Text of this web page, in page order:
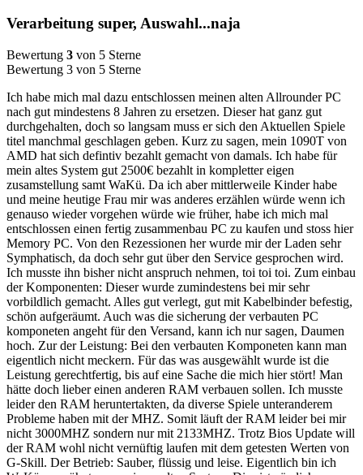
Verarbeitung super, Auswahl...naja
Bewertung 3 von 5 Sterne
Bewertung 3 von 5 Sterne
Ich habe mich mal dazu entschlossen meinen alten Allrounder PC
nach gut mindestens 8 Jahren zu ersetzen. Dieser hat ganz gut
durchgehalten, doch so langsam muss er sich den Aktuellen Spiele
titel manchmal geschlagen geben. Kurz zu sagen, mein 1090T von
AMD hat sich defintiv bezahlt gemacht von damals. Ich habe für
mein altes System gut 2500€ bezahlt in kompletter eigen
zusamstellung samt WaKü. Da ich aber mittlerweile Kinder habe
und meine heutige Frau mir was anderes erzählen würde wenn ich
genauso wieder vorgehen würde wie früher, habe ich mich mal
entschlossen einen fertig zusammenbau PC zu kaufen und stoss hier
Memory PC. Von den Rezessionen her wurde mir der Laden sehr
Symphatisch, da doch sehr gut über den Service gesprochen wird.
Ich musste ihn bisher nicht anspruch nehmen, toi toi toi. Zum einbau
der Komponenten: Dieser wurde zumindestens bei mir sehr
vorbildlich gemacht. Alles gut verlegt, gut mit Kabelbinder befestig,
schön aufgeräumt. Auch was die sicherung der verbauten PC
komponeten angeht für den Versand, kann ich nur sagen, Daumen
hoch. Zur der Leistung: Bei den verbauten Komponeten kann man
eigentlich nicht meckern. Für das was ausgewählt wurde ist die
Leistung gerechtfertig, bis auf eine Sache die mich hier stört! Man
hätte doch lieber einen anderen RAM verbauen sollen. Ich musste
leider den RAM heruntertakten, da diverse Spiele unteranderem
Probleme haben mit der MHZ. Somit läuft der RAM leider bei mir
nicht 3000MHZ sondern nur mit 2133MHZ. Trotz Bios Update will
der RAM wohl nicht vernüftig laufen mit dem getesten Werten von
G-Skill. Der Betrieb: Sauber, flüssig und leise. Eigentlich bin ich